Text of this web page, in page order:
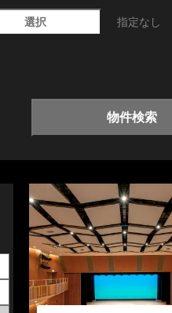
選択 指定なし
物件検索